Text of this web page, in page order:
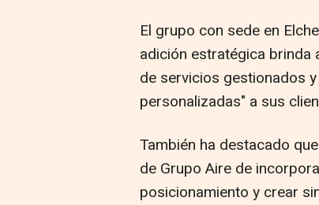
El grupo con sede en
adición estratégica brinda
de servicios gestionados
personalizadas" a sus
También ha destacado
de Grupo Aire de
posicionamiento y crear